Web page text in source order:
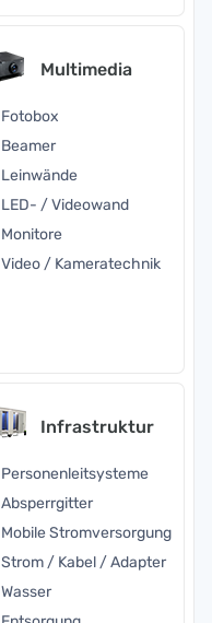
Multimedia
Fotobox
Beamer
Leinwände
LED- / Videowand
Monitore
Video / Kameratechnik
Infrastruktur
Personenleitsysteme
Absperrgitter
Mobile Stromversorgung
Strom / Kabel / Adapter
Wasser